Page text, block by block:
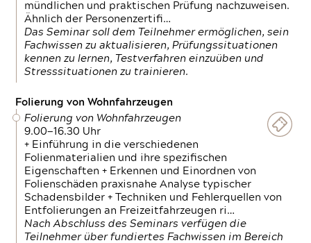
mündlichen und praktischen Prüfung nachzuweisen.
Ähnlich der Personenzertifi…
Das Seminar soll dem Teilnehmer ermöglichen, sein
Fachwissen zu aktualisieren, Prüfungssituationen
kennen zu lernen, Testverfahren einzuüben und
Stresssituationen zu trainieren.
Folierung von Wohnfahrzeugen
Folierung von Wohnfahrzeugen
9.00—16.30 Uhr
+ Einführung in die verschiedenen
Folienmaterialien und ihre spezifischen
Eigenschaften + Erkennen und Einordnen von
Folienschäden praxisnahe Analyse typischer
Schadensbilder + Techniken und Fehlerquellen von
Entfolierungen an Freizeitfahrzeugen ri…
Nach Abschluss des Seminars verfügen die
Teilnehmer über fundiertes Fachwissen im Bereich